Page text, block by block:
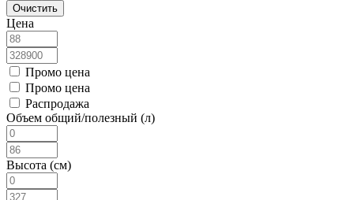
Цена
Промо цена
Промо цена
Распродажа
Объем общий/полезный (л)
Высота (см)